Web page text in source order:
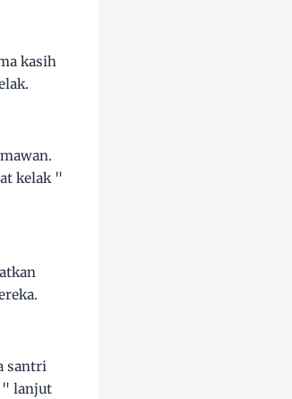
kasih
kelak "
santri
" lanjut